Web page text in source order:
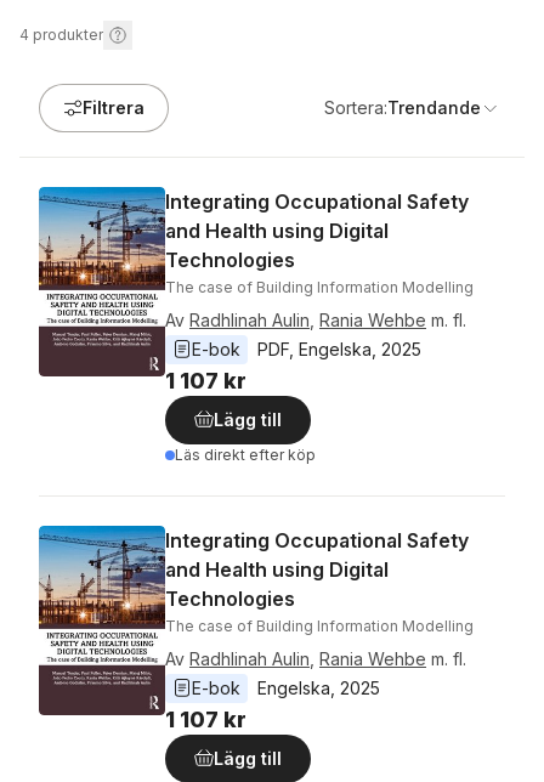
4 produkter
Filtrera Sortera:Trendande
Integrating Occupational Safety
and Health using Digital
Technologies
The case of Building Information Modelling
Av Radhlinah Aulin Rania Wehbe m. fl.
E-bok
PDF Engelska 2025
1 107 kr
Lägg till
Läs direkt efter köp
Integrating Occupational Safety
and Health using Digital
Technologies
The case of Building Information Modelling
Av Radhlinah Aulin Rania Wehbe m. fl.
E-bok
Engelska 2025
1 107 kr
Lägg till